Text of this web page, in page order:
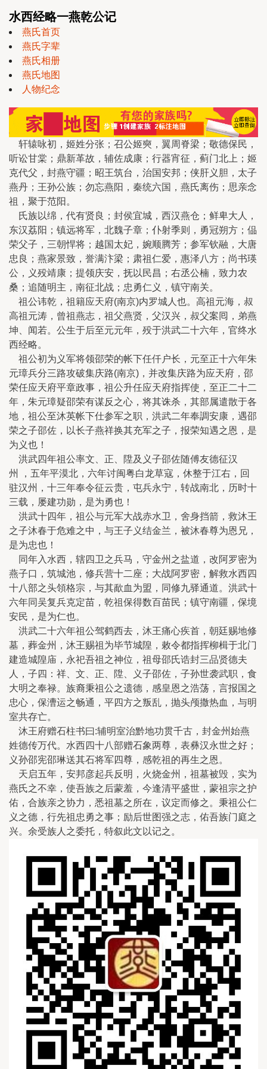
水西经略一燕乾公记
燕氏首页
燕氏字辈
燕氏相册
燕氏地图
人物纪念
轩辕咏初，姬姓分张；召公姬奭，翼周脊梁；敬德保民，
听讼甘棠；鼎新革故，辅佐成康；行器宵征，蓟门北上；姬
克代父，封燕守疆；昭王筑台，治国安邦；侠肝义胆，太子
燕丹；王孙公族；勿忘燕阳，秦统六国，燕氏离伤；思亲念
祖，聚于范阳。
氏族以绵，代有贤良；封侯宜城，西汉燕仓；鲜卑大人，
东汉荔阳；镇远将军，北魏子章；仆射季则，勇冠朔方；偘
荣父子，三朝悍将；越国太妃，婉顺腾芳；参军钦融，大唐
忠良；燕家景致，誉满汴梁；肃祖仁爱，惠泽八方；尚书瑛
公，义殁靖康；提领庆安，抚以民昌；右丞公楠，致力农
桑；追随明主，南征北战；忠勇仁义，镇守南关。
祖公讳乾，祖籍应天府(南京)内罗城人也。高祖元海，叔
高祖元涛，曾祖燕志，祖父燕贤，父汉兴，叔父案囘，弟燕
坤、闻若。公生于后至元元年，殁于洪武二十六年，官终水
西经略。
祖公初为义军将领邵荣的帐下任仟户长，元至正十六年朱
元璋兵分三路攻破集庆路(南京)，并改集庆路为应天府，邵
荣任应天府平章政事，祖公升任应天府指挥使，至正二十二
年，朱元璋疑邵荣有谋反之心，将其诛杀，其部属遣散于各
地，祖公至沐英帐下仕参军之职，洪武二年奉調安康，遇邵
荣之子邵佐，以长子燕祥换其充军之子，报荣知遇之恩，是
为义也！
洪武四年祖公率文、正、陞及义子邵佐随傅友德征汉
州 ，五年平漠北，六年讨闽粤白龙草寇，休整于江右，回
驻汉州，十三年奉令征云贵，屯兵永宁，转战南北，历时十
三载，屡建功勋，是为勇也！
洪武十四年，祖公与元军大战赤水卫，舍身挡箭，救沐王
之子沐春于危难之中，与王子义结金兰，被沐春尊为恩兄，
是为忠也！
同年入水西，辖四卫之兵马，守金州之盐道，改阿罗密为
燕子口，筑城池，修兵营十二座；大战阿罗密，解救水西四
十八部之头領格宗，与其歃血为盟，同修九驿通道。洪武十
六年同吴复兵克定苗，乾祖保得数百苗民；镇守南疆，保境
安民，是为仁也。
洪武二十六年祖公驾鹤西去，沐王痛心疾首，朝廷赐地修
墓，葬金州，沐王赐祖为毕节城隍，敕令都指挥柳楫于北门
建造城隍庙，永祀吾祖之神位，祖母邵氏诰封三品贤德夫
人，子四：祥、文、正、陞、义子邵佐，子孙世袭武职，食
大明之奉禄。族裔秉祖公之遗德，感皇恩之浩荡，言报国之
忠心，保漕运之畅通，平四方之叛乱，抛头颅撒热血，与明
室共存亡。
沐王府赠石柱书曰:辅明室治黔地功贯千古，封金州始燕
姓德传万代。水西四十八部赠石象两尊，表彝汉永世之好；
义孙邵宪邵琳送其石将军四尊，感乾祖的再生之恩。
天启五年，安邦彦起兵反明，火烧金州，祖墓被毁，实为
燕氏之不幸，使吾族之后蒙羞，今逢清平盛世，蒙祖宗之护
佑，合族亲之协力，悉祖墓之所在，议定而修之。秉祖公仁
义之德，行先祖忠勇之事；励后世图强之志，佑吾族门庭之
兴。余受族人之委托，特叙此文以记之。